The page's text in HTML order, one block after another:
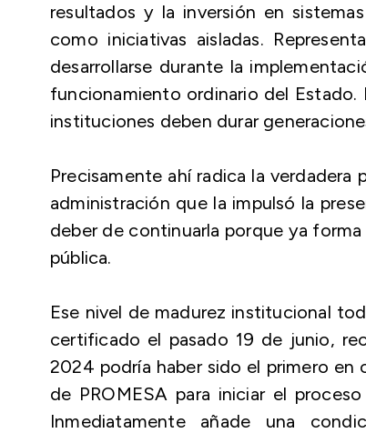
resultados y la inversión en
como iniciativas aisladas.
desarrollarse durante la
funcionamiento ordinario del Estado.
instituciones deben durar
Precisamente ahí radica la
administración que la impulsó la
deber de continuarla porque ya
pública.
Ese nivel de madurez institucional
certificado el pasado 19 de junio,
2024 podría haber sido el primero
de PROMESA para iniciar el
Inmediatamente añade una